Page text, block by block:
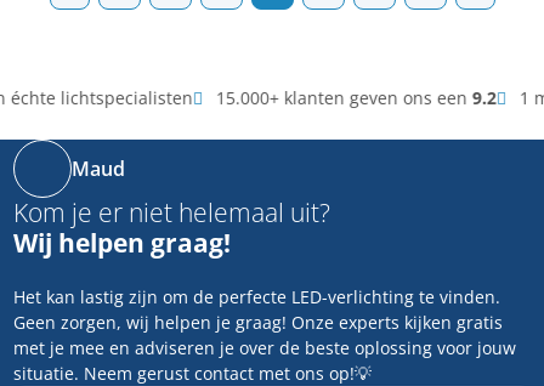
lichtspecialisten 15.000+ klanten geven ons een9.2 1
Maud
Kom je er niet helemaal uit?
Wij helpen graag!
Het kan lastig zijn om de perfecte LED-verlichting te vinden.
Geen zorgen, wij helpen je graag! Onze experts kijken gratis
met je mee en adviseren je over de beste oplossing voor jouw
situatie. Neem gerust contact met ons op!💡